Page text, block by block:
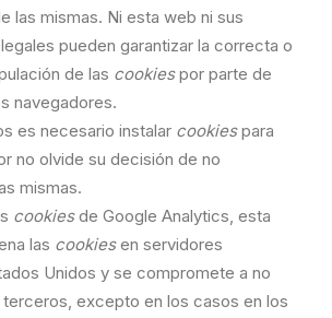
las mismas. Ni esta web ni sus
pueden garantizar la correcta o
de las cookiespor parte de
navegadores.
es necesario instalar cookiespara
no olvide su decisión de no
mismas.
cookiesde Google Analytics, esta
las cookiesen servidores
Unidos y se compromete a no
excepto en los casos en los